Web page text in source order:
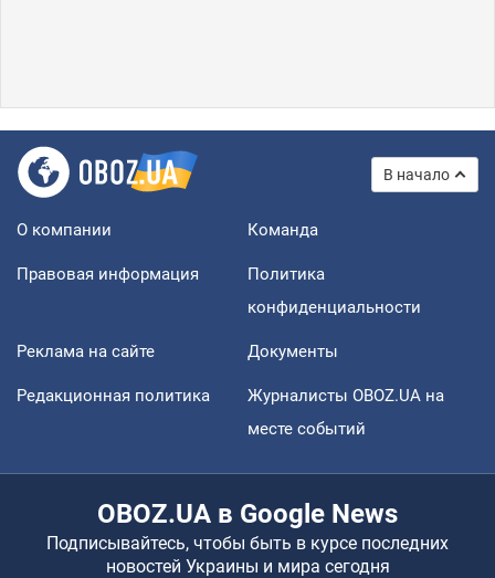
В начало
О компании Команда
Правовая информация
Политика
конфиденциальности
Реклама на сайте Документы
Редакционная политика
Журналисты OBOZ.UA на
месте событий
OBOZ.UA в Google News
Подписывайтесь, чтобы быть в курсе последних
новостей Украины и мира сегодня